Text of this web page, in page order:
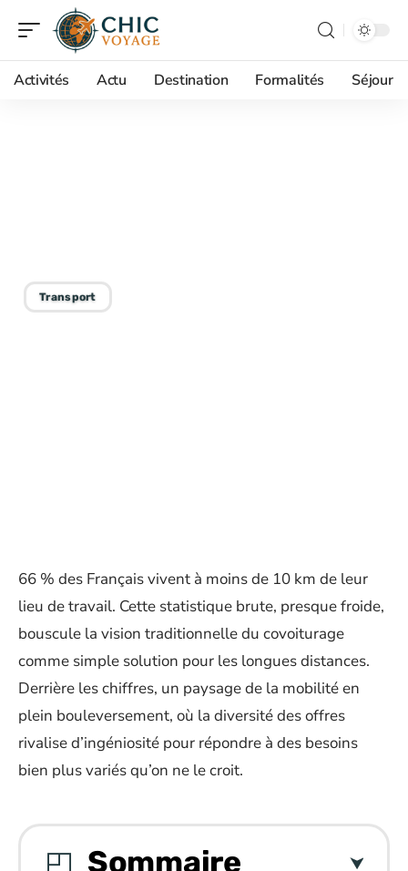
Activités Actu Destination Formalités Séjour
Transport
66 % des Français vivent à moins de 10 km de leur
lieu de travail. Cette statistique brute, presque froide,
bouscule la vision traditionnelle du covoiturage
comme simple solution pour les longues distances.
Derrière les chiffres, un paysage de la mobilité en
plein bouleversement, où la diversité des offres
rivalise d’ingéniosité pour répondre à des besoins
bien plus variés qu’on ne le croit.
Sommaire